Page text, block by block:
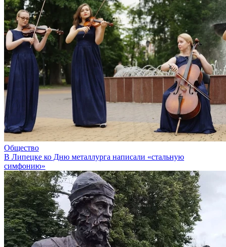
Общество
В Липецке ко Дню металлурга написали «стальную
симфонию»